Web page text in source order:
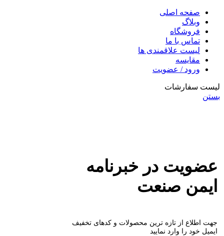
صفحه اصلی
وبلاگ
فروشگاه
تماس با ما
لیست علاقمندی ها
مقایسه
ورود / عضویت
لیست سفارشات
بستن
عضویت در خبرنامه
ایمن صنعت
جهت اطلاع از تازه ترین محصولات و کدهای تخفیف
ایمیل خود را وارد نمایید